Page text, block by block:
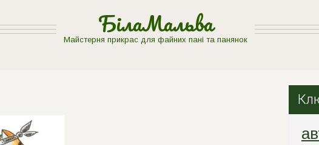
БілаМальва
Майстерня прикрас для файних пані та панянок